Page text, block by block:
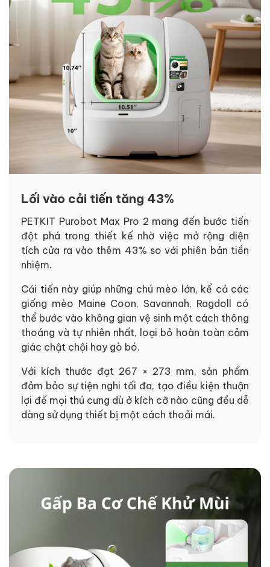
Lối vào cải tiến tăng 43%
PETKIT Purobot Max Pro 2 mang đến bước tiến
đột phá trong thiết kế nhờ việc mở rộng diện
tích cửa ra vào thêm 43% so với phiên bản tiền
nhiệm.
Cải tiến này giúp những chú mèo lớn, kể cả các
giống mèo Maine Coon, Savannah, Ragdoll có
thể bước vào không gian vệ sinh một cách thông
thoáng và tự nhiên nhất, loại bỏ hoàn toàn cảm
giác chật chội hay gò bó.
Với kích thước đạt 267 × 273 mm, sản phẩm
đảm bảo sự tiện nghi tối đa, tạo điều kiện thuận
lợi để mọi thú cưng dù ở kích cỡ nào cũng đều dễ
dàng sử dụng thiết bị một cách thoải mái.